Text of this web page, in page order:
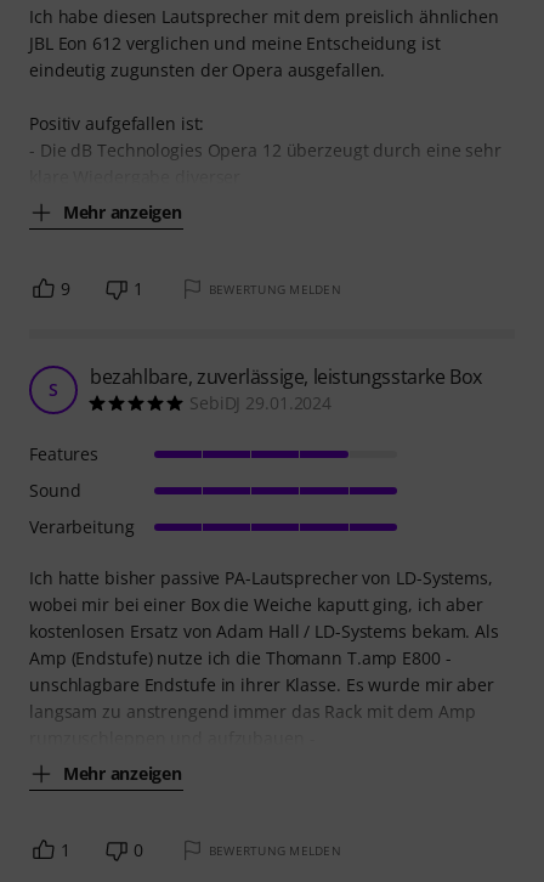
Ich habe diesen Lautsprecher mit dem preislich ähnlichen
JBL Eon 612 verglichen und meine Entscheidung ist
eindeutig zugunsten der Opera ausgefallen.
Positiv aufgefallen ist:
- Die dB Technologies Opera 12 überzeugt durch eine sehr
Mehr anzeigen
9 1 BEWERTUNG MELDEN
S bezahlbare, zuverlässige, leistungsstarke Box
SebiDJ 29.01.2024
Ich hatte bisher passive PA-Lautsprecher von LD-Systems,
wobei mir bei einer Box die Weiche kaputt ging, ich aber
kostenlosen Ersatz von Adam Hall / LD-Systems bekam. Als
Amp (Endstufe) nutze ich die Thomann T.amp E800 -
unschlagbare Endstufe in ihrer Klasse. Es wurde mir aber
langsam zu anstrengend immer das Rack mit dem Amp
Mehr anzeigen
Features
Sound
Verarbeitung
1 0 BEWERTUNG MELDEN